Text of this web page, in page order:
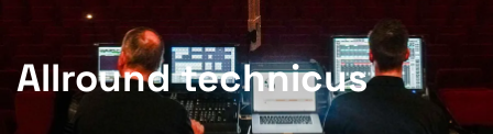
Allround technicus